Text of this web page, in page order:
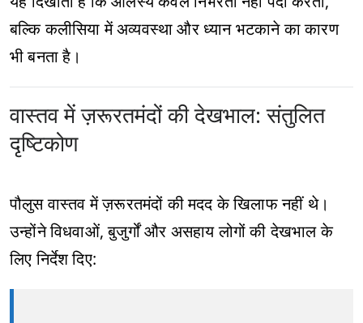
बल्कि कलीसिया में अव्यवस्था और ध्यान भटकाने का कारण
भी बनता है।
वास्तव में ज़रूरतमंदों की देखभाल: संतुलित
दृष्टिकोण
पौलुस वास्तव में ज़रूरतमंदों की मदद के खिलाफ नहीं थे।
उन्होंने विधवाओं, बुजुर्गों और असहाय लोगों की देखभाल के
लिए निर्देश दिए: